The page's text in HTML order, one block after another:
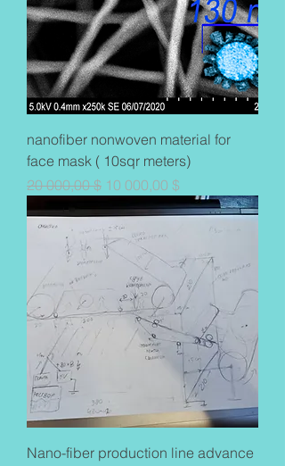
nanofiber nonwoven material for
face mask ( 10sqr meters)
Обычная цена
20 000,00 $ Цена со скидкой
10 000,00 $
Nano-fiber production line advance